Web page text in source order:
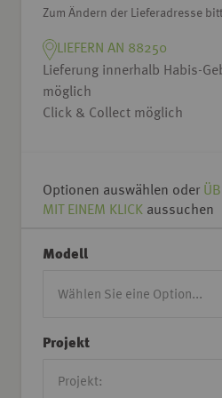
Zum Ändern der Lieferadresse
LIEFERN AN 88250
Lieferung innerhalb Habis-
möglich
Click & Collect möglich
Optionen auswählen oder
MIT EINEM KLICK aussuchen
Modell
Projekt